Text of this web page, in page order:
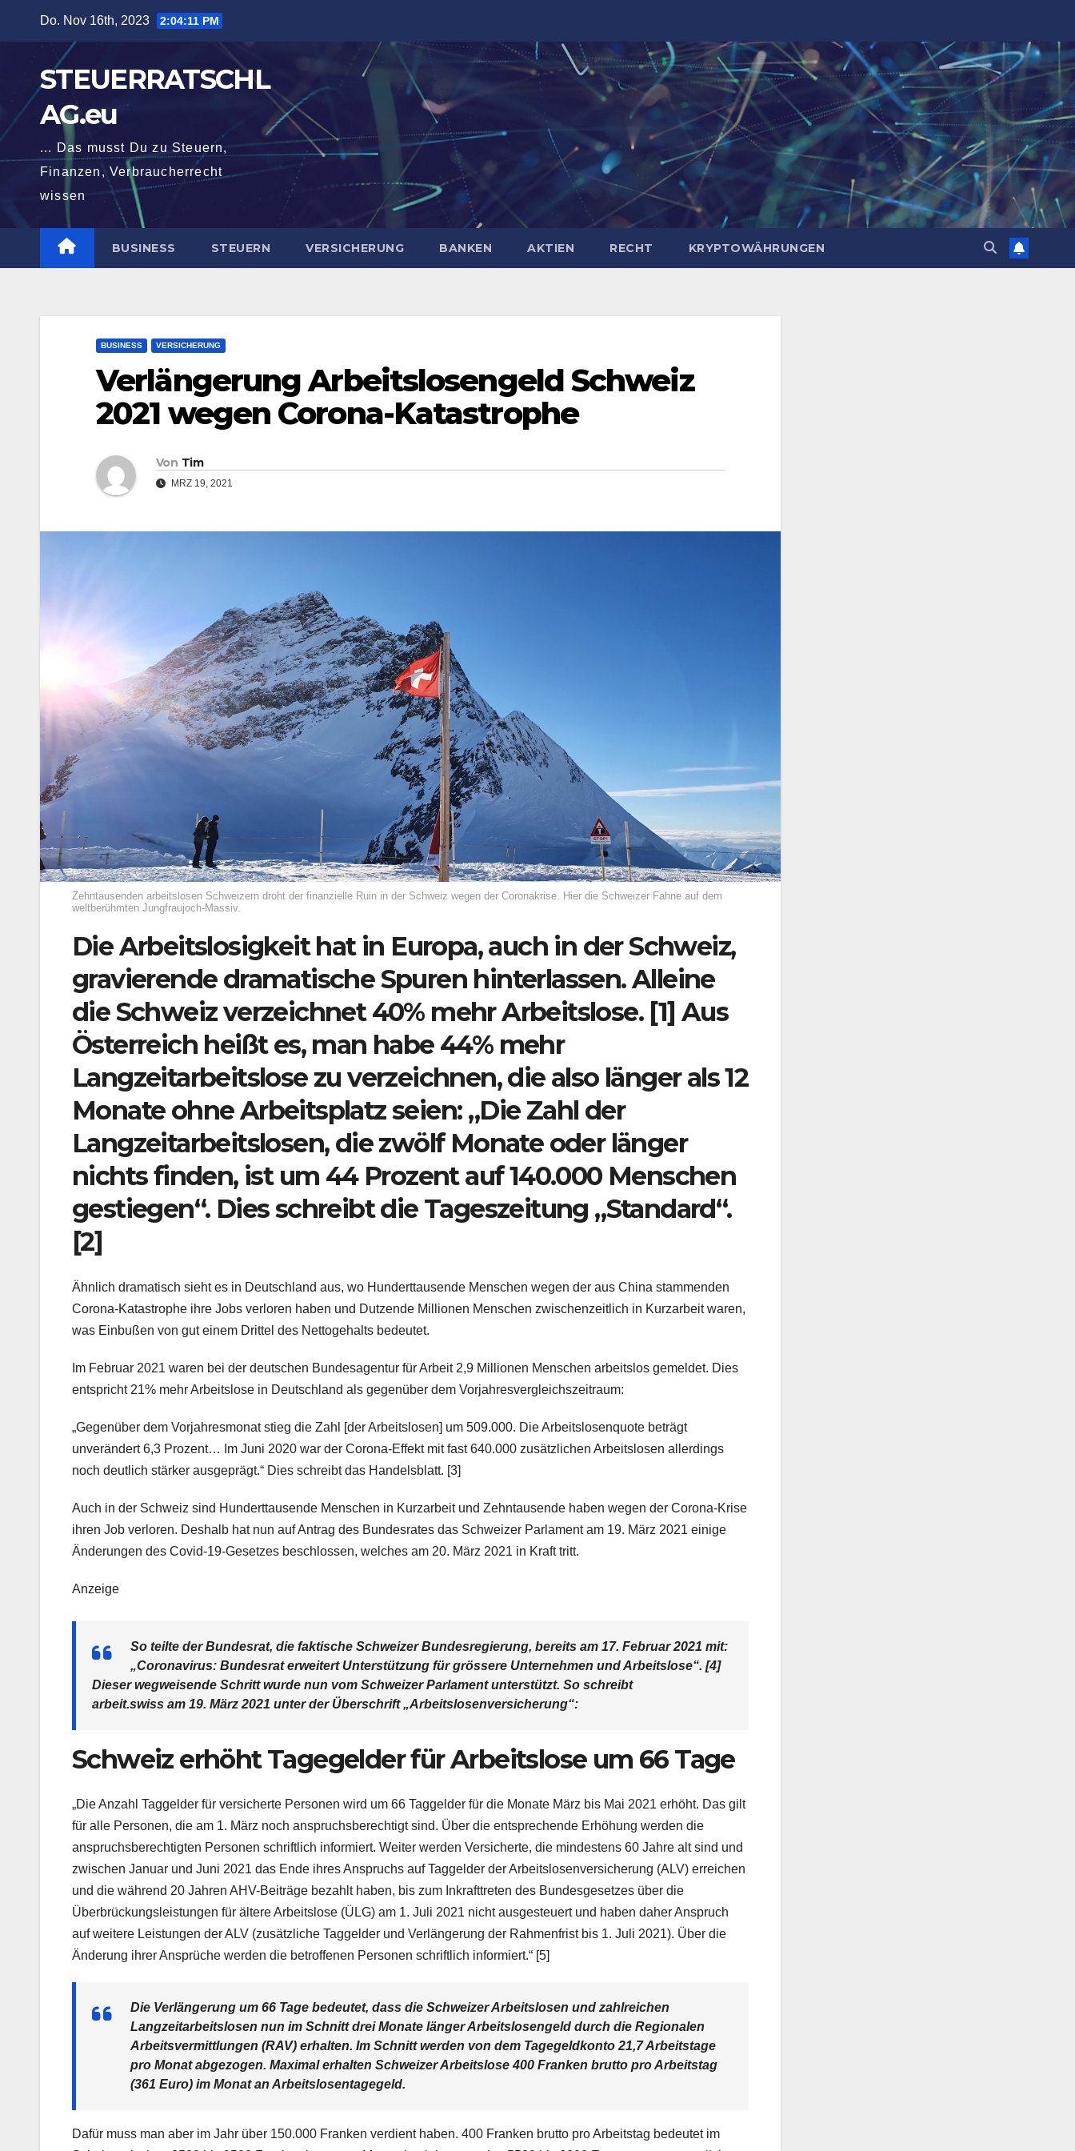
Do. Nov 16th, 2023 2:04:12 PM
STEUERRATSCHL
AG.eu
... Das musst Du zu Steuern,
Finanzen, Verbraucherrecht
wissen
BUSINESS STEUERN VERSICHERUNG BANKEN AKTIEN RECHT KRYPTOWÄHRUNGEN
BUSINESS VERSICHERUNG
Verlängerung Arbeitslosengeld Schweiz
2021 wegen Corona-Katastrophe
Von Tim
MRZ 19, 2021
Zehntausenden arbeitslosen Schweizern droht der finanzielle Ruin in der Schweiz wegen der Coronakrise. Hier die Schweizer Fahne auf dem
weltberühmten Jungfraujoch-Massiv.
Die Arbeitslosigkeit hat in Europa, auch in der Schweiz,
gravierende dramatische Spuren hinterlassen. Alleine
die Schweiz verzeichnet 40% mehr Arbeitslose. [1] Aus
Österreich heißt es, man habe 44% mehr
Langzeitarbeitslose zu verzeichnen, die also länger als 12
Monate ohne Arbeitsplatz seien: „Die Zahl der
Langzeitarbeitslosen, die zwölf Monate oder länger
nichts finden, ist um 44 Prozent auf 140.000 Menschen
gestiegen“. Dies schreibt die Tageszeitung „Standard“.
[2]
Ähnlich dramatisch sieht es in Deutschland aus, wo Hunderttausende Menschen wegen der aus China stammenden
Corona-Katastrophe ihre Jobs verloren haben und Dutzende Millionen Menschen zwischenzeitlich in Kurzarbeit waren,
was Einbußen von gut einem Drittel des Nettogehalts bedeutet.
Im Februar 2021 waren bei der deutschen Bundesagentur für Arbeit 2,9 Millionen Menschen arbeitslos gemeldet. Dies
entspricht 21% mehr Arbeitslose in Deutschland als gegenüber dem Vorjahresvergleichszeitraum:
„Gegenüber dem Vorjahresmonat stieg die Zahl [der Arbeitslosen] um 509.000. Die Arbeitslosenquote beträgt
unverändert 6,3 Prozent… Im Juni 2020 war der Corona-Effekt mit fast 640.000 zusätzlichen Arbeitslosen allerdings
noch deutlich stärker ausgeprägt.“ Dies schreibt das Handelsblatt. [3]
Auch in der Schweiz sind Hunderttausende Menschen in Kurzarbeit und Zehntausende haben wegen der Corona-Krise
ihren Job verloren. Deshalb hat nun auf Antrag des Bundesrates das Schweizer Parlament am 19. März 2021 einige
Änderungen des Covid-19-Gesetzes beschlossen, welches am 20. März 2021 in Kraft tritt.
Anzeige
So teilte der Bundesrat, die faktische Schweizer Bundesregierung, bereits am 17. Februar 2021 mit:
„Coronavirus: Bundesrat erweitert Unterstützung für grössere Unternehmen und Arbeitslose“. [4]
Dieser wegweisende Schritt wurde nun vom Schweizer Parlament unterstützt. So schreibt
arbeit.swiss am 19. März 2021 unter der Überschrift „Arbeitslosenversicherung“:
Schweiz erhöht Tagegelder für Arbeitslose um 66 Tage
„Die Anzahl Taggelder für versicherte Personen wird um 66 Taggelder für die Monate März bis Mai 2021 erhöht. Das gilt
für alle Personen, die am 1. März noch anspruchsberechtigt sind. Über die entsprechende Erhöhung werden die
anspruchsberechtigten Personen schriftlich informiert. Weiter werden Versicherte, die mindestens 60 Jahre alt sind und
zwischen Januar und Juni 2021 das Ende ihres Anspruchs auf Taggelder der Arbeitslosenversicherung (ALV) erreichen
und die während 20 Jahren AHV-Beiträge bezahlt haben, bis zum Inkrafttreten des Bundesgesetzes über die
Überbrückungsleistungen für ältere Arbeitslose (ÜLG) am 1. Juli 2021 nicht ausgesteuert und haben daher Anspruch
auf weitere Leistungen der ALV (zusätzliche Taggelder und Verlängerung der Rahmenfrist bis 1. Juli 2021). Über die
Änderung ihrer Ansprüche werden die betroffenen Personen schriftlich informiert.“ [5]
Die Verlängerung um 66 Tage bedeutet, dass die Schweizer Arbeitslosen und zahlreichen
Langzeitarbeitslosen nun im Schnitt drei Monate länger Arbeitslosengeld durch die Regionalen
Arbeitsvermittlungen (RAV) erhalten. Im Schnitt werden von dem Tagegeldkonto 21,7 Arbeitstage
pro Monat abgezogen. Maximal erhalten Schweizer Arbeitslose 400 Franken brutto pro Arbeitstag
(361 Euro) im Monat an Arbeitslosentagegeld.
Dafür muss man aber im Jahr über 150.000 Franken verdient haben. 400 Franken brutto pro Arbeitstag bedeutet im